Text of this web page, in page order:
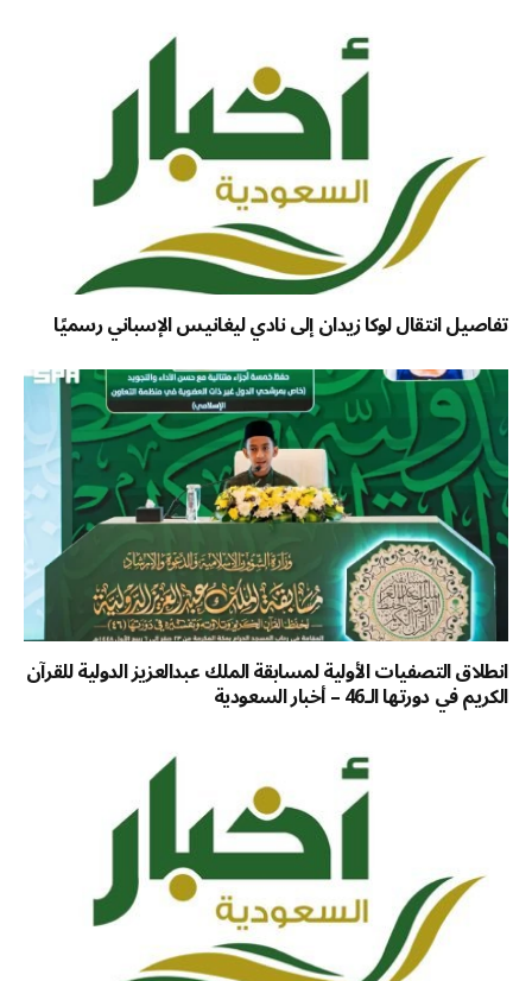
تفاصيل انتقال لوكا زيدان إلى نادي ليغانيس الإسباني رسميًا
انطلاق التصفيات الأولية لمسابقة الملك عبدالعزيز الدولية للقرآن
الكريم في دورتها الـ46 – أخبار السعودية